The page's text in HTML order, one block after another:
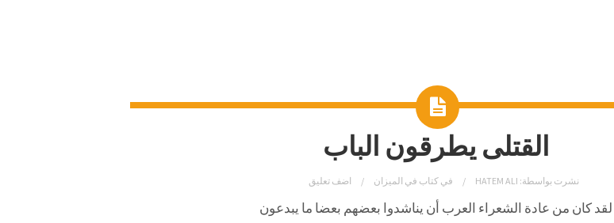
القتلى يطرقون الباب
نشرت بواسطة: HATEM ALI فيكتاب في الميزان اضف تعليق
لقد كان من عادة الشعراء العرب أن يناشدوا بعضهم بعضا ما يبدعون